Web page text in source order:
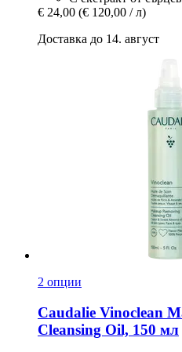
€ 24,00 (€ 120,00 / л)
Доставка до 14. август
2 опции
Caudalie Vinoclean
Cleansing Oil, 150 мл